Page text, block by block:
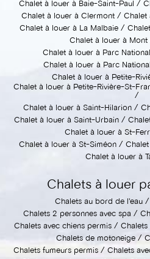
Chalet à louer à Baie-Saint-Paul
Chalet à louer à Clermont
Chalet
Chalet à louer à La Malbaie
Chalet à louer à Mont
Chalet à louer à Parc
Chalet à louer à Parc
Chalet à louer à Petite-
Chalet à louer à Petite-Rivière-St-
Chalet à louer à Saint-Hilarion
Chalet à louer à Saint-Urbain
Chalet à louer à St-
Chalet à louer à St-Siméon
Chalet à louer à
Chalets à louer
Chalets au bord de l'eau
Chalets 2 personnes avec spa
Chalets avec chiens permis
Chalets
Chalets de motoneige
Chalets fumeurs permis
Chalets